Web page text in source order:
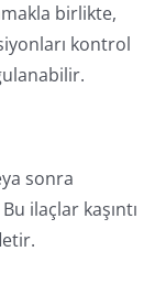
birlikte,
kontrol
sonra
ilaçlar kaşıntı